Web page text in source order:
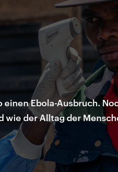
Ebola-Ausbruch.
der Alltag der